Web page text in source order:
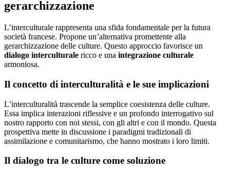
gerarchizzazione
L’interculturale rappresenta una sfida fondamentale per la futura
società francese. Propone un’alternativa promettente alla
gerarchizzazione delle culture. Questo approccio favorisce un
dialogo interculturale ricco e una integrazione culturale
armoniosa.
Il concetto di interculturalità e le sue implicazioni
L’interculturalità trascende la semplice coesistenza delle culture.
Essa implica interazioni riflessive e un profondo interrogativo sul
nostro rapporto con noi stessi, con gli altri e con il mondo. Questa
prospettiva mette in discussione i paradigmi tradizionali di
assimilazione e comunitarismo, che hanno mostrato i loro limiti.
Il dialogo tra le culture come soluzione